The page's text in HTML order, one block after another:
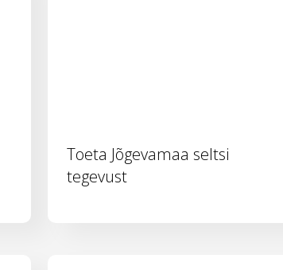
Toeta Jõgevamaa seltsi
tegevust